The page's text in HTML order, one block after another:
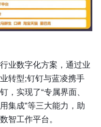
业数字化方案，通过业
转型;钉钉与蓝凌携手
，实现了“专属界面、
集成”等三大能力，助
智工作平台。